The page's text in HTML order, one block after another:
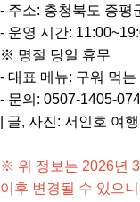
- 주소: 충청북도 증평
- 운영 시간:
※ 명절 당일 휴무
- 대표 메뉴: 구워 먹는
- 문의: 0507-1405-
| 글, 사진: 서인호 여
※ 위 정보는 2026년
이후 변경될 수 있으